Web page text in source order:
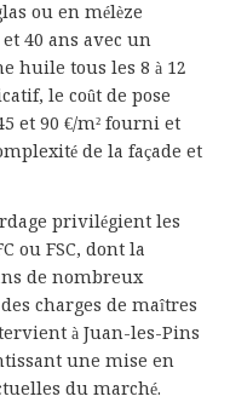
ou en mélèze
40 ans avec un
huile tous les 8 à 12
le coût de pose
et 90 €/m² fourni et
de la façade et
privilégient les
ou FSC, dont la
de nombreux
charges de maîtres
à Juan-les-Pins
une mise en
du marché.